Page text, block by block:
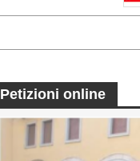
Petizioni online